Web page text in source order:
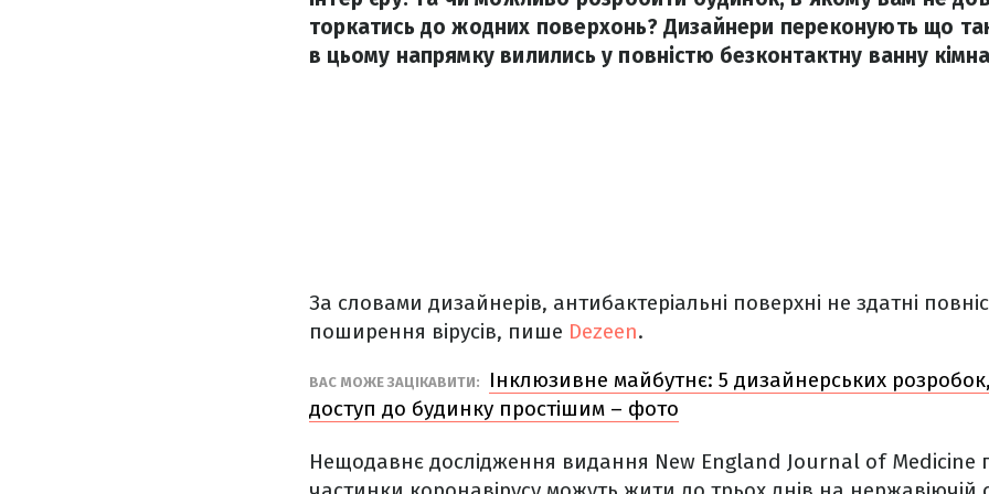
торкатись до жодних поверхонь? Дизайнери переконують що
в цьому напрямку вилились у повністю безконтактну ванну
За словами дизайнерів, антибактеріальні поверхні не здатні
поширення вірусів, пише Dezeen.
ВАС МОЖЕ ЗАЦІКАВИТИ:
Інклюзивне майбутнє: 5 дизайнерських
доступ до будинку простішим – фото
Нещодавнє дослідження видання New England Journal of Medicine